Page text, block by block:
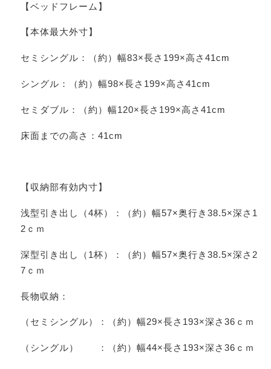
【ベッドフレーム】
【本体最大外寸】
セミシングル：（約）幅83×長さ199×高さ41cm
シングル：（約）幅98×長さ199×高さ41cm
セミダブル：（約）幅120×長さ199×高さ41cm
床面までの高さ：41cm
【収納部有効内寸】
浅型引き出し（4杯）：（約）幅57×奥行き38.5×深さ1
2ｃｍ
深型引き出し（1杯）：（約）幅57×奥行き38.5×深さ2
7ｃｍ
長物収納：
（セミシングル）：（約）幅29×長さ193×深さ36ｃｍ
（シングル） ：（約）幅44×長さ193×深さ36ｃｍ